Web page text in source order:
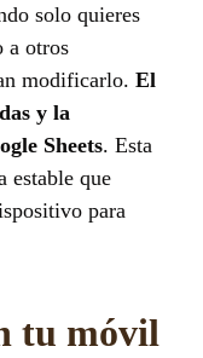
solo quieres
a otros
modificarlo. El
y la
Sheets. Esta
estable que
para
tu móvil